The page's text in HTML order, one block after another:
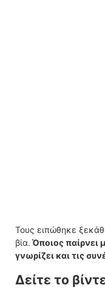
Τους ειπώθηκε
βία. Όποιος παίρνει
γνωρίζει και τις
Δείτε το